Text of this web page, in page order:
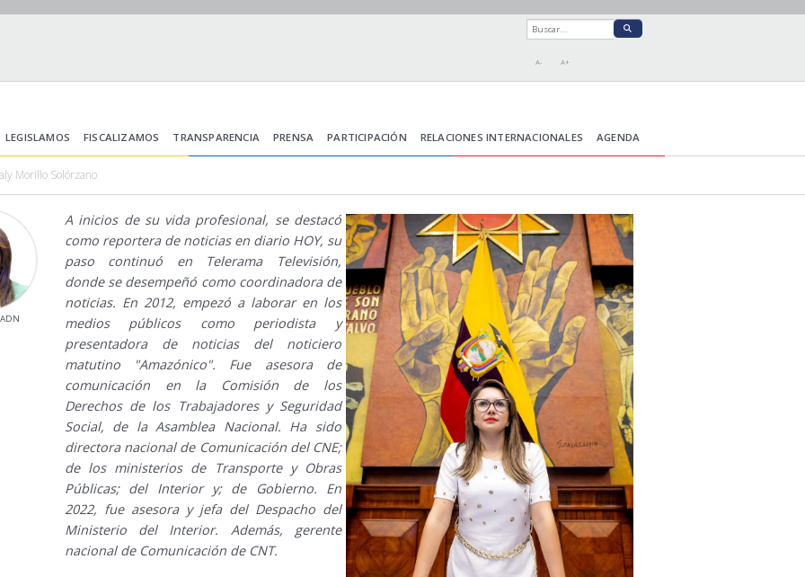
A- A+
LEGISLAMOS FISCALIZAMOS TRANSPARENCIA PRENSA PARTICIPACIÓN RELACIONES INTERNACIONALES AGENDA
Morillo Solórzano
A inicios de su vida profesional, se destacó
como reportera de noticias en diario HOY, su
paso continuó en Telerama Televisión,
donde se desempeñó como coordinadora de
noticias. En 2012, empezó a laborar en los
medios públicos como periodista y
presentadora de noticias del noticiero
matutino "Amazónico". Fue asesora de
comunicación en la Comisión de los
Derechos de los Trabajadores y Seguridad
Social, de la Asamblea Nacional. Ha sido
directora nacional de Comunicación del CNE;
de los ministerios de Transporte y Obras
Públicas; del Interior y; de Gobierno. En
2022, fue asesora y jefa del Despacho del
Ministerio del Interior. Además, gerente
nacional de Comunicación de CNT.